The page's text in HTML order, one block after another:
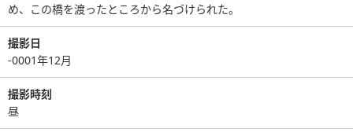
め、この橋を渡ったところから名づけられた。
撮影日
-0001年12月
撮影時刻
昼